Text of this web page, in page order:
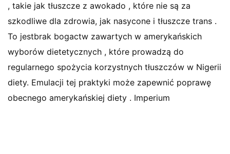
, takie jak tłuszcze z awokado , które nie są za
szkodliwe dla zdrowia, jak nasycone i tłuszcze trans .
To jestbrak bogactw zawartych w amerykańskich
wyborów dietetycznych , które prowadzą do
regularnego spożycia korzystnych tłuszczów w Nigerii
diety. Emulacji tej praktyki może zapewnić poprawę
obecnego amerykańskiej diety . Imperium